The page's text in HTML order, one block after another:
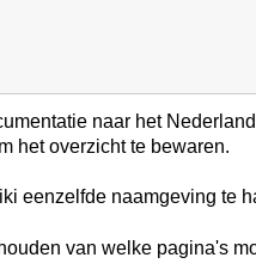
naar het
het overzicht te bewaren.
eenzelfde naamgeving te
van welke pagina's